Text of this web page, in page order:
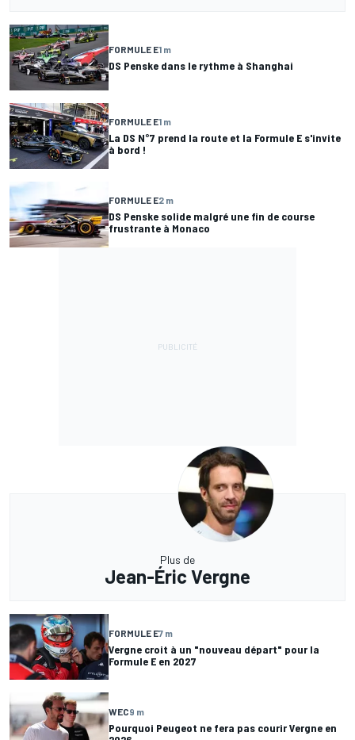
FORMULE E1 m
DS Penske dans le rythme à Shanghai
FORMULE E1 m
La DS N°7 prend la route et la Formule E s'invite
à bord !
FORMULE E2 m
DS Penske solide malgré une fin de course
frustrante à Monaco
Plus de
Jean-Éric Vergne
FORMULE E7 m
Vergne croit à un "nouveau départ" pour la
Formule E en 2027
WEC9 m
Pourquoi Peugeot ne fera pas courir Vergne en